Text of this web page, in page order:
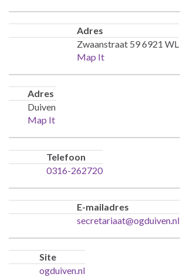
Adres
Zwaanstraat 59 6921 WL
Map It
Adres
Duiven
Map It
Telefoon
0316-262720
E-mailadres
secretariaat@ogduiven.nl
Site
ogduiven.nl